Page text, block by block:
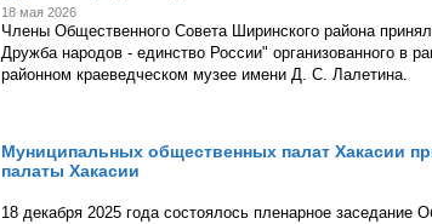
18 мая 2026
Члены Общественного Совета Ширинского района
Дружба народов - единство России" организованного в
районном краеведческом музее имени Д. С. Лалетина.
Муниципальных общественных палат Хакасии
палаты Хакасии
18 декабря 2025 года состоялось пленарное